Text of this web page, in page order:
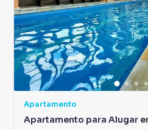
Apartamento
Apartamento para Alugar